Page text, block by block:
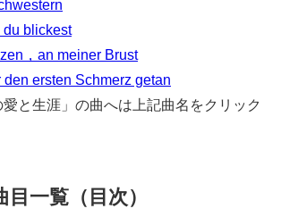
du blickest
，an meiner Brust
den ersten Schmerz getan
と生涯」の曲へは上記曲名をクリック
一覧（目次）